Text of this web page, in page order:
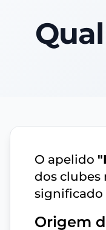
O apelido
dos clubes
significado
Origem